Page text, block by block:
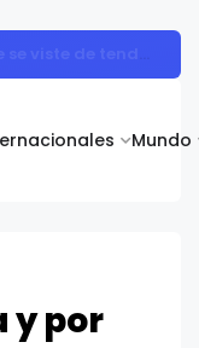
Mundo
y por